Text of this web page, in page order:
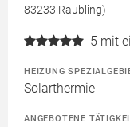
83233 Raubling)
5 mit
HEIZUNG
Solarthermie
ANGEBOTENE